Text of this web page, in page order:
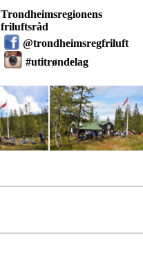
Trondheimsregionens
friluftsråd
@trondheimsregfriluft
#utitrøndelag